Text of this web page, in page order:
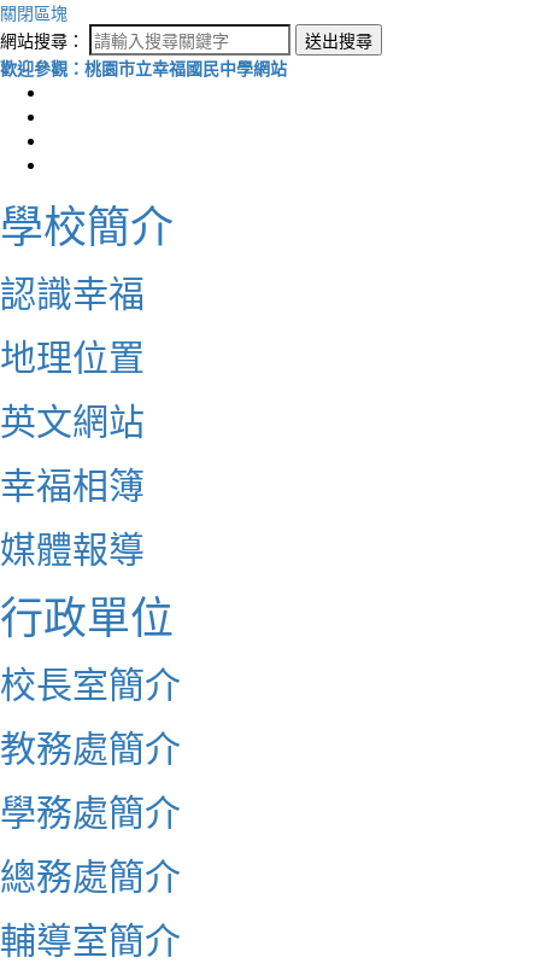
關閉區塊
網站搜尋：
送出搜尋
歡迎參觀：桃園市立幸福國民中學網站
學校簡介
認識幸福
地理位置
英文網站
幸福相簿
媒體報導
行政單位
校長室簡介
教務處簡介
學務處簡介
總務處簡介
輔導室簡介